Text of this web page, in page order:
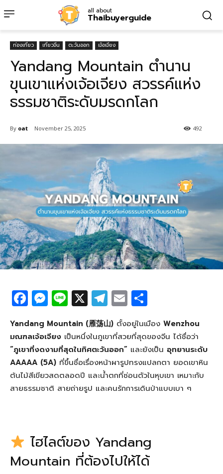
all about
Thaibuyerguide
ท่องเที่ยว เที่ยวจีน ตะวันออก เจ้อเจียง
Yandang Mountain ตำนาน
ขุนเขาแห่งเจ้อเจียง สวรรค์แห่ง
ธรรมชาติระดับมรดกโลก
By oat November 25, 2025 492
F
a
c
e
b
o
o
M
e
ss
e
n
g
er
Li
n
e
X T
el
e
g
ra
m
E
m
ail
h
ar
e
Yandang Mountain (雁荡山) ตั้งอยู่ในเมือง Wenzhou
มณฑลเจ้อเจียง เป็นหนึ่งในภูเขาที่สวยที่สุดของจีน ได้ชื่อว่า
“ภูเขาที่งดงามที่สุดในทิศตะวันออก” และยังเป็น อุทยานระดับ
AAAAA (5A) ที่ขึ้นชื่อเรื่องหน้าผารูปทรงแปลกตา ยอดเขาหิน
ต้นไม้สีเขียวสดตลอดปี และน้ำตกที่ซ่อนตัวในหุบเขา เหมาะกับ
สายธรรมชาติ สายถ่ายรูป และคนรักการเดินป่าแบบเบา ๆ
ไฮไลต์ของ Yandang
Mountain ที่ต้องไปให้ได้